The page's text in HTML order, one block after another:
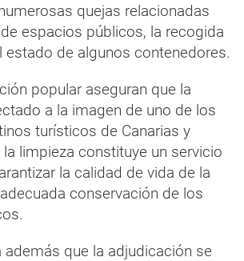
quejas relacionadas
espacios públicos, la recogida
estado de algunos contenedores.
popular aseguran que la
a la imagen de uno de los
turísticos de Canarias y
limpieza constituye un servicio
la calidad de vida de la
conservación de los
además que la adjudicación se